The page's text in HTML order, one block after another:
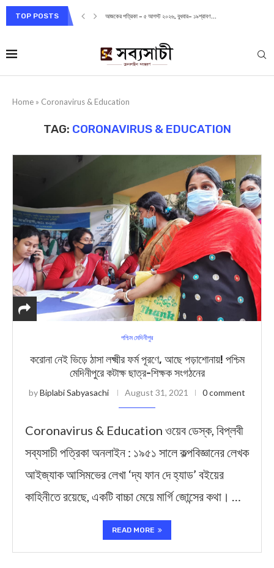
TOP POSTS আজকের পত্রিকা – ৫ আগস্ট ২০২৬, বুধবার– ১৯শ্রাবণ...
Home » Coronavirus & Education
TAG: CORONAVIRUS & EDUCATION
পশ্চিম মেদিনীপুর
করোনা নেই ভিড়ে ঠাসা লক্ষ্মীর ফর্ম পূরণে, আছে পড়াশোনায়! পশ্চিম
মেদিনীপুরে কটাক্ষ ছাত্র-শিক্ষক সংগঠনের
byBiplabi Sabyasachi August 31, 2021 0 comment
Coronavirus & Education ওয়েব ডেস্ক, বিপ্লবী
সব্যসাচী পত্রিকা অনলাইন : ১৯৫১ সালে কল্পবিজ্ঞানের লেখক
আইজ্যাক আসিমভের লেখা ‘দ্য ফান দে হ্যাড’ বইয়ের
কাহিনীতে রয়েছে, একটি বাচ্চা মেয়ে মার্গি জোন্সের কথা। …
READ MORE